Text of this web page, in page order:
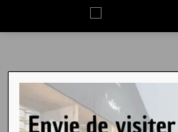
NOS
de conservation, c’est pourquoi vous
boutique sur l’île d’Yeu
uniquement
Le fameuxsaucisson de thon fumé de